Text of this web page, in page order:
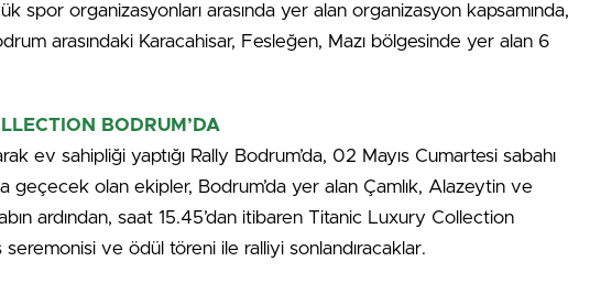
spor organizasyonları arasında yer alan organizasyon kapsamında,
arasındaki Karacahisar, Fesleğen, Mazı bölgesinde yer alan 6
BODRUM’DA
ev sahipliği yaptığı Rally Bodrum’da, 02 Mayıs Cumartesi sabahı
geçecek olan ekipler, Bodrum’da yer alan Çamlık, Alazeytin ve
ardından, saat 15.45’dan itibaren Titanic Luxury Collection
ve ödül töreni ile ralliyi sonlandıracaklar.